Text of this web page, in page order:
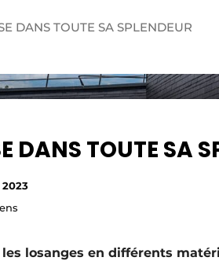
Merci de votre inscription
S’inscrire
statement
l’événement
DANS TOUTE SA SPLENDEUR
DANS TOUTE SA
les losanges en différents